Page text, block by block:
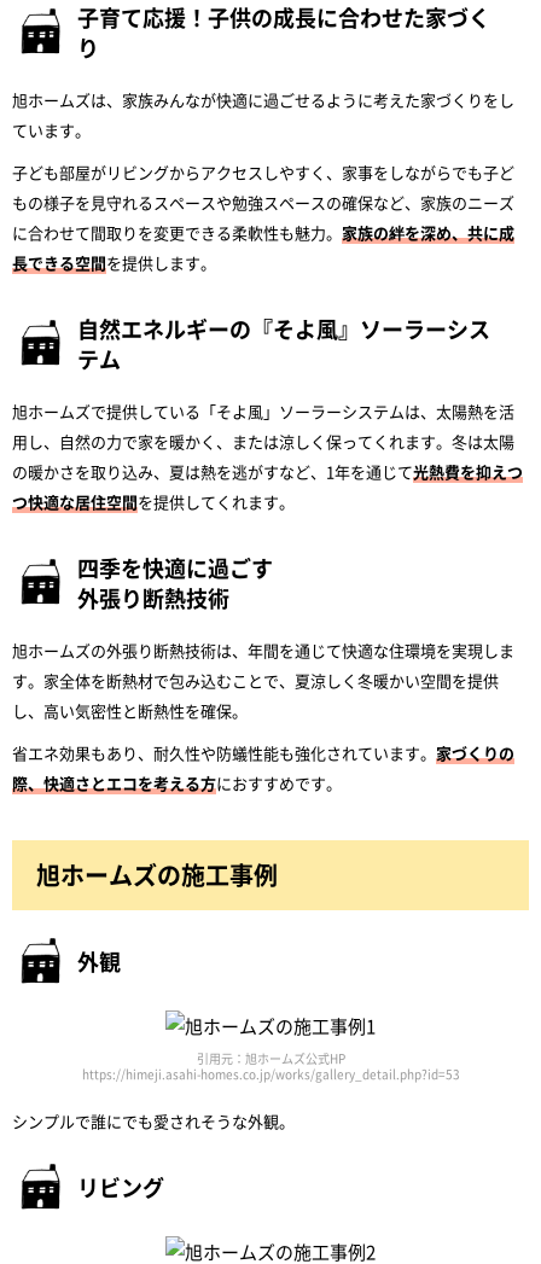
子育て応援！子供の成長に合わせた家づく
り
旭ホームズは、家族みんなが快適に過ごせるように考えた家づくりをし
ています。
子ども部屋がリビングからアクセスしやすく、家事をしながらでも子ど
もの様子を見守れるスペースや勉強スペースの確保など、家族のニーズ
に合わせて間取りを変更できる柔軟性も魅力。 家族の絆を深め、共に成
長できる空間を提供します。
自然エネルギーの『そよ風』ソーラーシス
テム
旭ホームズで提供している「そよ風」ソーラーシステムは、太陽熱を活
用し、自然の力で家を暖かく、または涼しく保ってくれます。冬は太陽
の暖かさを取り込み、夏は熱を逃がすなど、1年を通じて光熱費を抑えつ
つ快適な居住空間を提供してくれます。
四季を快適に過ごす
外張り断熱技術
旭ホームズの外張り断熱技術は、年間を通じて快適な住環境を実現しま
す。家全体を断熱材で包み込むことで、夏涼しく冬暖かい空間を提供
し、高い気密性と断熱性を確保。
省エネ効果もあり、耐久性や防蟻性能も強化されています。 家づくりの
際、快適さとエコを考える方におすすめです。
旭ホームズの施工事例
外観
引用元：旭ホームズ公式HP
https://himeji.asahi-homes.co.jp/works/gallery_detail.php?id=53
シンプルで誰にでも愛されそうな外観。
リビング